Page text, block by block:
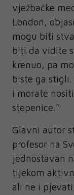
vježbačke
London,
mogu biti
biti da vidite
krenuo, pa
biste ga
i morate
stepenice."
Glavni autor
profesor na
jednostavan
tijekom
ali ne i